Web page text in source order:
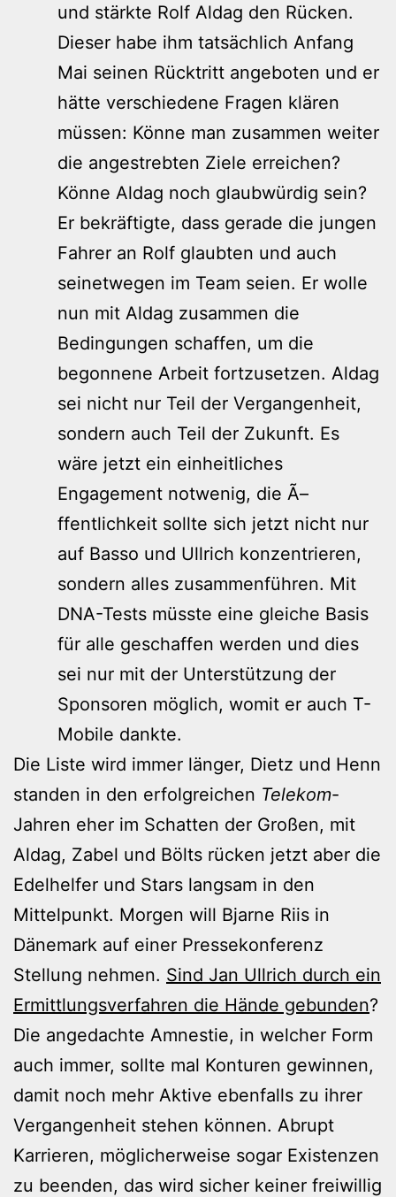
und stärkte Rolf Aldag den Rücken.
Dieser habe ihm tatsächlich Anfang
Mai seinen Rücktritt angeboten und er
hätte verschiedene Fragen klären
müssen: Könne man zusammen weiter
die angestrebten Ziele erreichen?
Könne Aldag noch glaubwürdig sein?
Er bekräftigte, dass gerade die jungen
Fahrer an Rolf glaubten und auch
seinetwegen im Team seien. Er wolle
nun mit Aldag zusammen die
Bedingungen schaffen, um die
begonnene Arbeit fortzusetzen. Aldag
sei nicht nur Teil der Vergangenheit,
sondern auch Teil der Zukunft. Es
wäre jetzt ein einheitliches
Engagement notwenig, die Ã–
ffentlichkeit sollte sich jetzt nicht nur
auf Basso und Ullrich konzentrieren,
sondern alles zusammenführen. Mit
DNA-Tests müsste eine gleiche Basis
für alle geschaffen werden und dies
sei nur mit der Unterstützung der
Sponsoren möglich, womit er auch T-
Mobile dankte.
Die Liste wird immer länger, Dietz und Henn
standen in den erfolgreichen Telekom-
Jahren eher im Schatten der Großen, mit
Aldag, Zabel und Bölts rücken jetzt aber die
Edelhelfer und Stars langsam in den
Mittelpunkt. Morgen will Bjarne Riis in
Dänemark auf einer Pressekonferenz
Stellung nehmen. Sind Jan Ullrich durch ein
Ermittlungsverfahren die Hände gebunden?
Die angedachte Amnestie, in welcher Form
auch immer, sollte mal Konturen gewinnen,
damit noch mehr Aktive ebenfalls zu ihrer
Vergangenheit stehen können. Abrupt
Karrieren, möglicherweise sogar Existenzen
zu beenden, das wird sicher keiner freiwillig